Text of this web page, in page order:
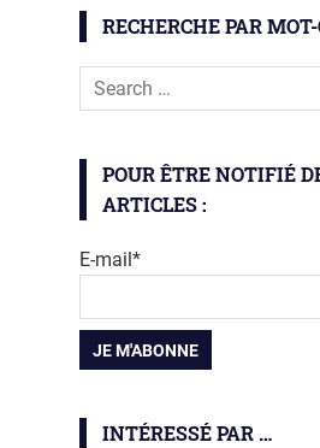
RECHERCHE PAR
POUR ÊTRE NOTIFIÉ
ARTICLES :
E-mail*
INTÉRESSÉ PAR …